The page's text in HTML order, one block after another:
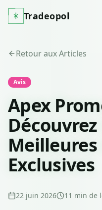
Tradeopol
Retour aux Articles
Avis
Apex
Découvrez
Exclusives
22 juin 2026 11 min de